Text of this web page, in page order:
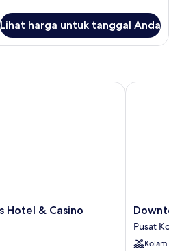
Lihat harga untuk tanggal Anda
Hotel & Casino
& Casino
Grand
Las
Vegas
Pusat